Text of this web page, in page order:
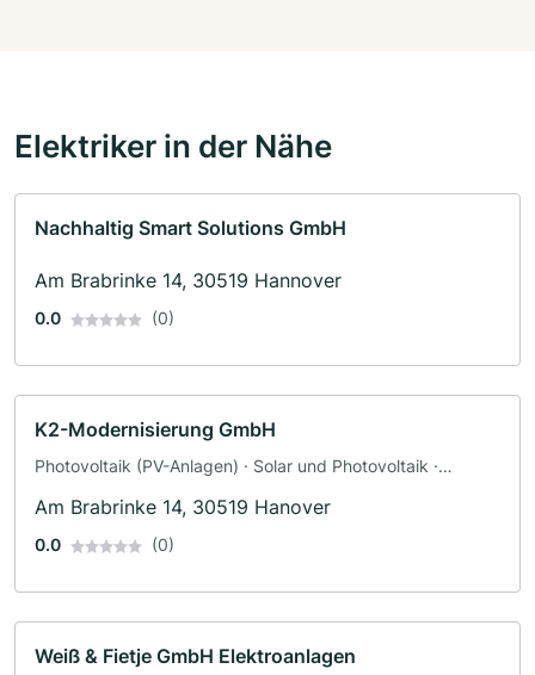
Elektriker in der Nähe
Nachhaltig Smart Solutions GmbH
Am Brabrinke 14, 30519 Hannover
0.0 (0)
K2-Modernisierung GmbH
Photovoltaik (PV-Anlagen) · Solar und Photovoltaik ·
Am Brabrinke 14, 30519 Hanover
0.0 (0)
Weiß & Fietje GmbH Elektroanlagen